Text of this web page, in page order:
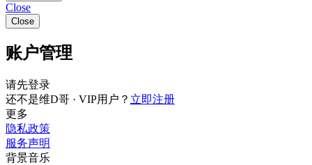
Close
Close
账户管理
请先登录
还不是维D哥 · VIP用户？ 立即注册
更多
隐私政策
服务声明
背景音乐